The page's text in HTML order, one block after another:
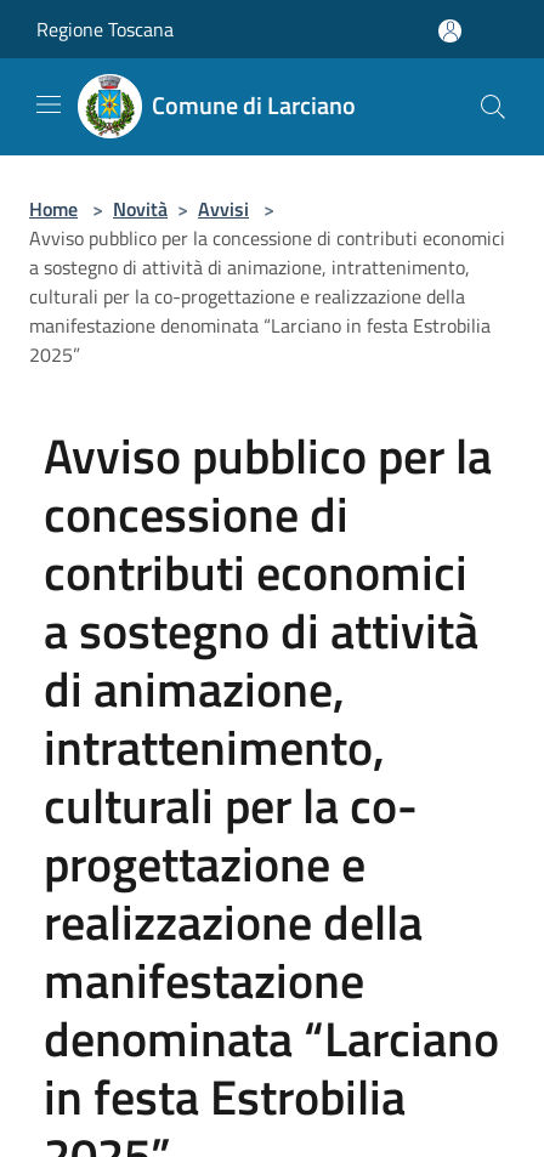
Regione Toscana
Comune di Larciano
Home > Novità > Avvisi >
Avviso pubblico per la concessione di contributi economici
a sostegno di attività di animazione, intrattenimento,
culturali per la co-progettazione e realizzazione della
manifestazione denominata “Larciano in festa Estrobilia
2025”
Avviso pubblico per la
concessione di
contributi economici
a sostegno di attività
di animazione,
intrattenimento,
culturali per la co-
progettazione e
realizzazione della
manifestazione
denominata “Larciano
in festa Estrobilia